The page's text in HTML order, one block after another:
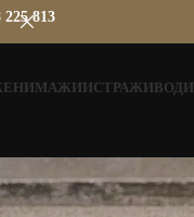
МАЖИИСТРАЖИ
225 813